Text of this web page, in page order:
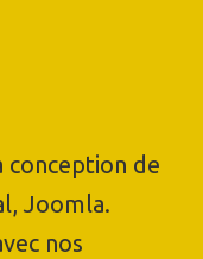
conception de
Joomla.
nos